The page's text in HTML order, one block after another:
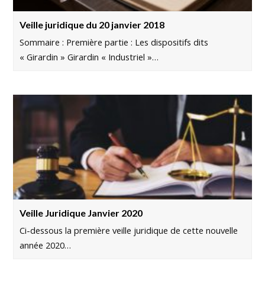
Veille juridique du 20 janvier 2018
Sommaire : Première partie : Les dispositifs dits
« Girardin » Girardin « Industriel »…
Veille Juridique Janvier 2020
Ci-dessous la première veille juridique de cette nouvelle
année 2020…